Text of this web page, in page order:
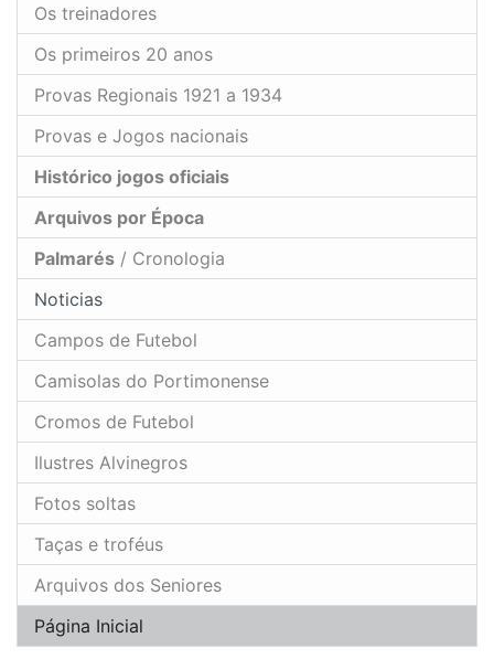
Os treinadores
Os primeiros 20 anos
Provas Regionais 1921 a 1934
Provas e Jogos nacionais
Histórico jogos oficiais
Arquivos por Época
Palmarés / Cronologia
Noticias
Campos de Futebol
Camisolas do Portimonense
Cromos de Futebol
Ilustres Alvinegros
Fotos soltas
Taças e troféus
Arquivos dos Seniores
Página Inicial